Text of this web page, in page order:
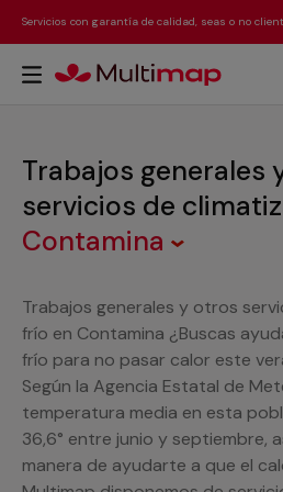
Servicios con garantía de calidad, seas o no
Trabajos generales
servicios de
Contamina
Trabajos generales y otros
frío en Contamina ¿Buscas
frío para no pasar calor este
Según la Agencia Estatal de
temperatura media en esta
36,6° entre junio y septiembre,
manera de ayudarte a que el